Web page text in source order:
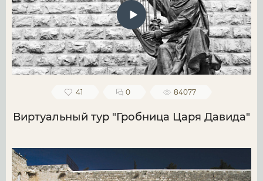
41 0 84077
Виртуальный тур "Гробница Царя Давида"